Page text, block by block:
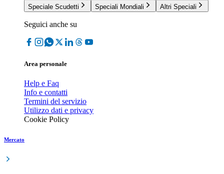
Speciale Scudetti
Speciali Mondiali Altri Speciali
Seguici anche su
Area personale
Help e Faq
Info e contatti
Termini del servizio
Utilizzo dati e privacy
Cookie Policy
Mercato